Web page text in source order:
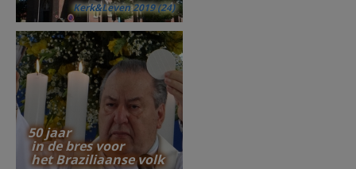
Kerk&Leven 2019 (24)
50 jaar
in de bres voor
het Braziliaanse volk